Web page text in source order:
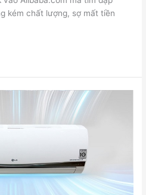
kém chất lượng, sợ mất tiền